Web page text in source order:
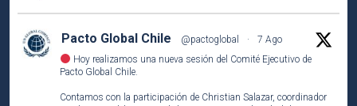
Pacto Global Chile @pactoglobal ·
7 Ago
Hoy realizamos una nueva sesión del Comité Ejecutivo de
Pacto Global Chile.
Contamos con la participación de Christian Salazar, coordinador